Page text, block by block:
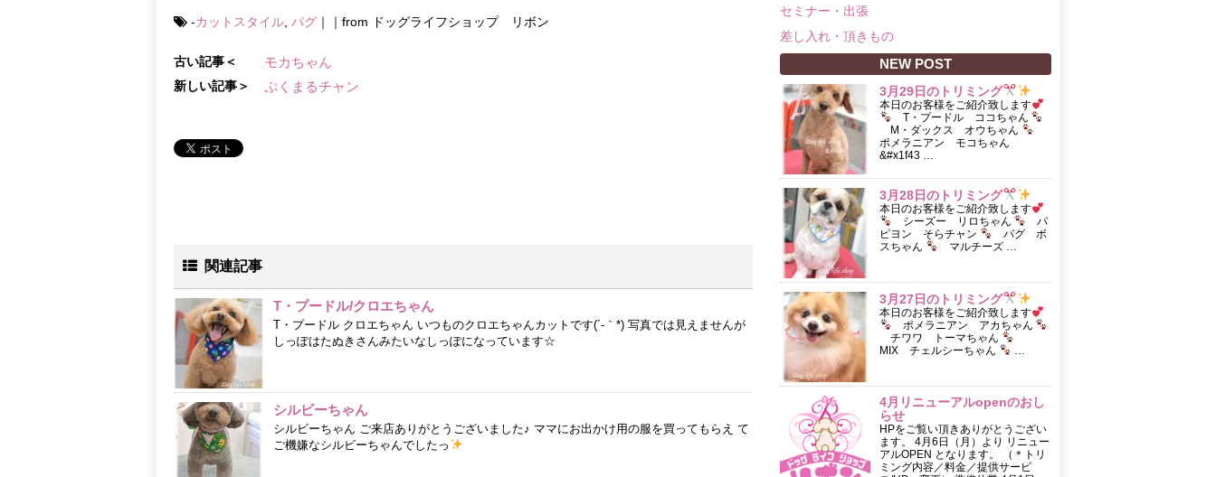
-カットスタイル パグ ｜｜from ドッグライフショップ リボン
古い記事＜ モカちゃん
新しい記事＞ ぷくまるチャン
関連記事
T・プードル/クロエちゃん
T・プードル クロエちゃん いつものクロエちゃんカットです(´-｀*) 写真では見えませんが
しっぽはたぬきさんみたいなしっぽになっています☆
シルビーちゃん
シルビーちゃん ご来店ありがとうございました♪ ママにお出かけ用の服を買ってもらえ て
ご機嫌なシルビーちゃんでしたっ
セミナー・出張
差し入れ・頂きもの
NEW POST
3月29日のトリミング
本日のお客様をご紹介致します
T・プードル ココちゃん
M・ダックス オウちゃん
ポメラニアン モコちゃん
&#x1f43 …
3月28日のトリミング
本日のお客様をご紹介致します
シーズー リロちゃん
パ
ピヨン そらチャン
パグ ボ
スちゃん
マルチーズ …
3月27日のトリミング
本日のお客様をご紹介致します
ポメラニアン アカちゃん
チワワ トーマちゃん
MIX チェルシーちゃん
4月リニューアルopenのおし
らせ
HPをご覧い頂きありがとうござい
ます。 4月6日（月）より リニュー
アルOPEN となります。 （＊トリ
ミング内容／料金／提供サービ